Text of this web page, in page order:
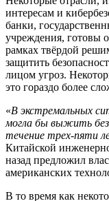
интересам и
банки,
учреждения, готовы
рамках твёрдой
защитить
лицом угроз.
это гораздо более
«В экстремальных
могла бы выжить
течение трех-пяти
Китайской
назад предложил
американских
В то время как